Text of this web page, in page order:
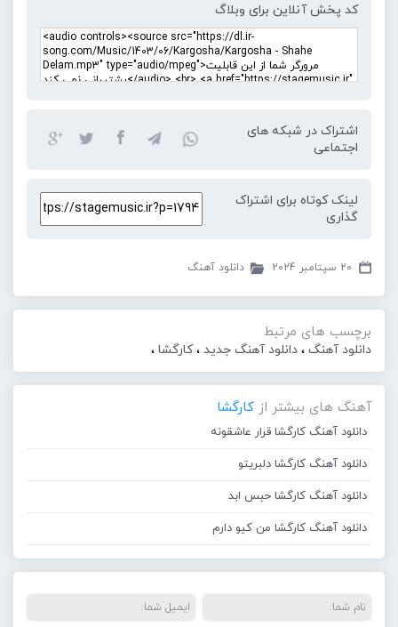
کد پخش آنلاین برای وبلاگ
اشتراک در شبکه های
اجتماعی
لینک کوتاه برای اشتراک
گذاری
20 سپتامبر 2024 دانلود آهنگ
برچسب های مرتبط
دانلود آهنگ ، دانلود آهنگ جدید ،کارگشا ،
آهنگ های بیشتر از کارگشا
دانلود آهنگ کارگشا قرار عاشقونه
دانلود آهنگ کارگشا دلبریتو
دانلود آهنگ کارگشا حبس ابد
دانلود آهنگ کارگشا من کیو دارم